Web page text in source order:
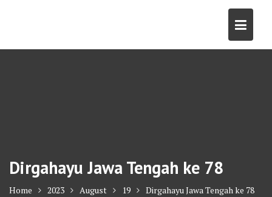
Dirgahayu Jawa Tengah ke 78
Home 2023 August 19 Dirgahayu Jawa Tengah ke 78